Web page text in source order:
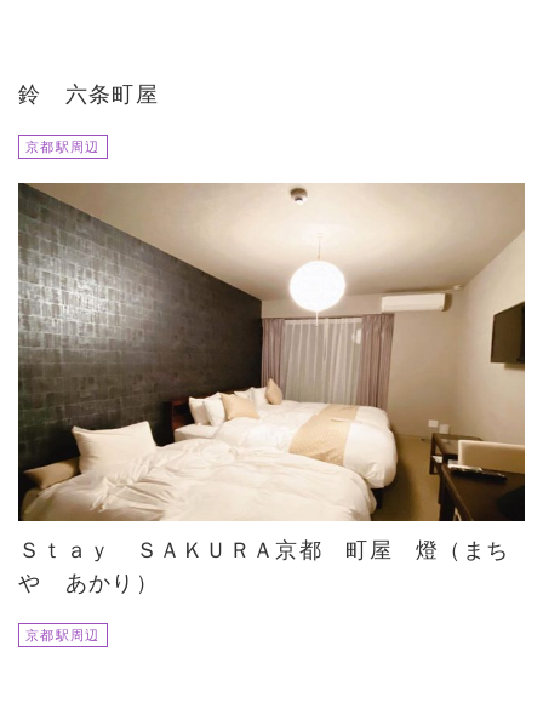
鈴 六条町屋
京都駅周辺
Ｓｔａｙ ＳＡＫＵＲＡ京都 町屋 燈（まち
や あかり）
京都駅周辺